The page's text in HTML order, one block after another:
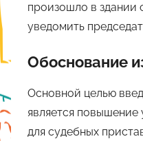
произошло в здании
уведомить
Обоснование
Основной целью
является повышение
для судебных